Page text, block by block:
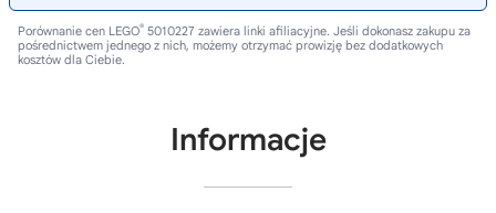
Porównanie cen LEGO® 5010227 zawiera linki afiliacyjne. Jeśli dokonasz zakupu za
pośrednictwem jednego z nich, możemy otrzymać prowizję bez dodatkowych
kosztów dla Ciebie.
Informacje